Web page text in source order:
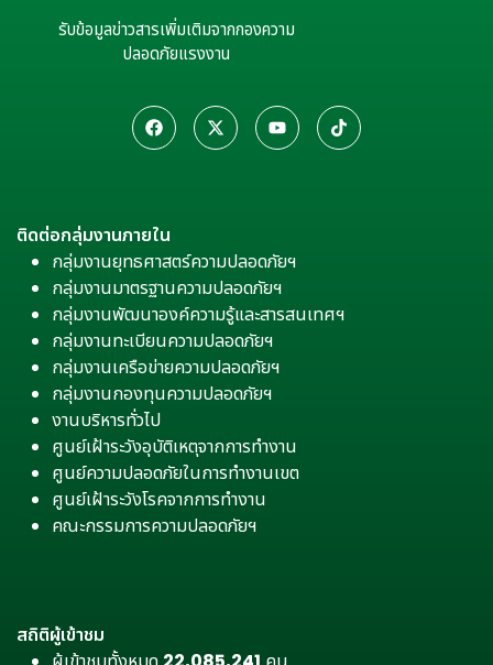
รับข้อมูลข่าวสารเพิ่มเติมจากกองความ
ปลอดภัยแรงงาน
ติดต่อกลุ่มงานภายใน
กลุ่มงานยุทธศาสตร์ความปลอดภัยฯ
กลุ่มงานมาตรฐานความปลอดภัยฯ
กลุ่มงานพัฒนาองค์ความรู้และสารสนเทศฯ
กลุ่มงานทะเบียนความปลอดภัยฯ
กลุ่มงานเครือข่ายความปลอดภัยฯ
กลุ่มงานกองทุนความปลอดภัยฯ
งานบริหารทั่วไป
ศูนย์เฝ้าระวังอุบัติเหตุจากการทำงาน
ศูนย์ความปลอดภัยในการทำงานเขต
ศูนย์เฝ้าระวังโรคจากการทำงาน
คณะกรรมการความปลอดภัยฯ
สถิติผู้เข้าชม